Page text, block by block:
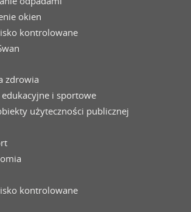
okien
kontrolowane
zdrowia
i sportowe
użyteczności publicznej
kontrolowane